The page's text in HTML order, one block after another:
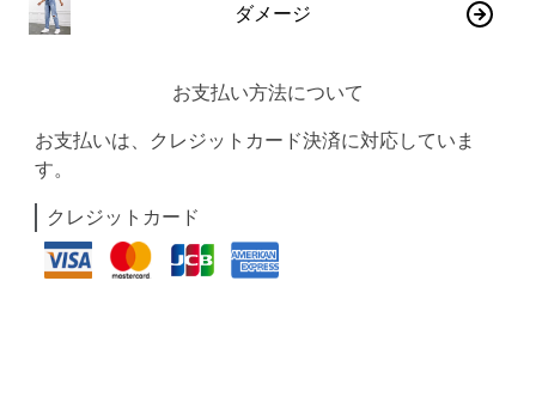
ダメージ
お支払い方法について
お支払いは、クレジットカード決済に対応していま
す。
クレジットカード